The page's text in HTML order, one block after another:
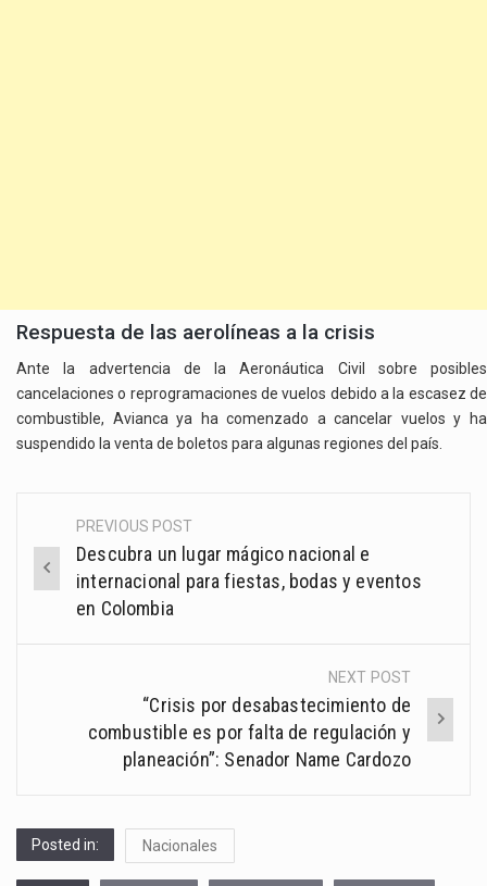
Respuesta de las aerolíneas a la crisis
Ante la advertencia de la Aeronáutica Civil sobre posibles
cancelaciones o reprogramaciones de vuelos debido a la escasez de
combustible, Avianca ya ha comenzado a cancelar vuelos y ha
suspendido la venta de boletos para algunas regiones del país.
Post
navigation
PREVIOUS POST
Descubra un lugar mágico nacional e
internacional para fiestas, bodas y eventos
en Colombia
NEXT POST
“Crisis por desabastecimiento de
combustible es por falta de regulación y
planeación”: Senador Name Cardozo
Posted in: Nacionales